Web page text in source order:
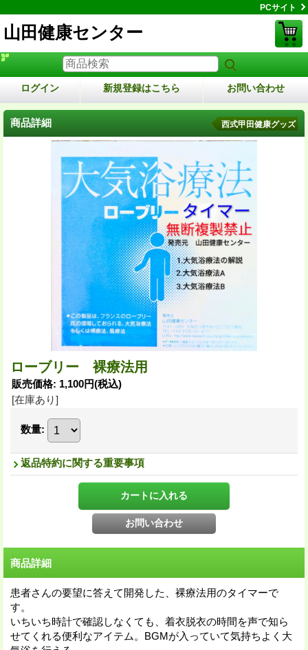
PCサイト
山田健康センター
ログイン 新規登録はこちら お問い合わせ
商品詳細 西式甲田健康グッズ
ローブリー 裸療法用
販売価格: 1,100円(税込)
[在庫あり]
数量:
返品特約に関する重要事項
商品詳細
患者さんの要望に答えて開発した、裸療法用のタイマーで
す。
いちいち時計で確認しなくても、着衣脱衣の時間を声で知ら
せてくれる便利なアイテム。BGMが入っていて気持ちよく大